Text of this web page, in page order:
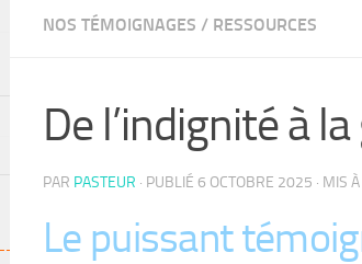
NOS TÉMOIGNAGES / RESSOURCES
De l’indignité à
PAR PASTEUR · PUBLIÉ 6 OCTOBRE 2025 · MIS
Le puissant